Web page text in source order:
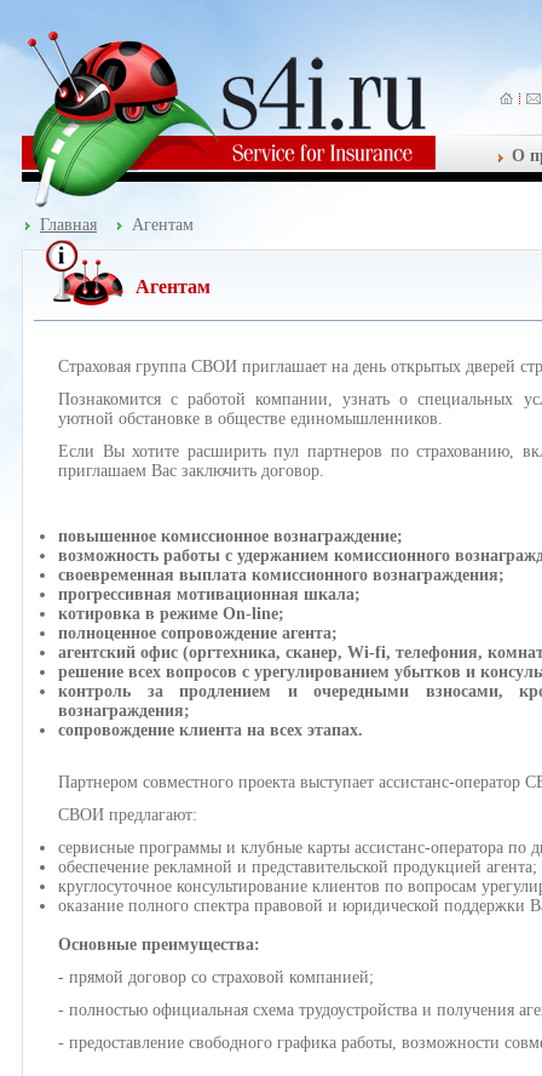
О
Главная Агентам
Агентам
Страховая группа СВОИ приглашает на день открытых дверей
Познакомится с работой компании, узнать о специальных
уютной обстановке в обществе единомышленников.
Если Вы хотите расширить пул партнеров по страхованию,
приглашаем Вас заключить договор.
повышенное комиссионное вознаграждение;
возможность работы с удержанием комиссионного
своевременная выплата комиссионного вознаграждения;
прогрессивная мотивационная шкала;
котировка в режиме On-line;
полноценное сопровождение агента;
агентский офис (оргтехника, сканер, Wi-fi, телефония,
решение всех вопросов с урегулированием убытков и
контроль за продлением и очередными взносами,
вознаграждения;
сопровождение клиента на всех этапах.
Партнером совместного проекта выступает ассистанс-оператор
СВОИ предлагают:
сервисные программы и клубные карты ассистанс-оператора по
обеспечение рекламной и представительской продукцией агента;
круглосуточное консультирование клиентов по вопросам
оказание полного спектра правовой и юридической поддержки
Основные преимущества:
- прямой договор со страховой компанией;
- полностью официальная схема трудоустройства и получения
- предоставление свободного графика работы, возможности